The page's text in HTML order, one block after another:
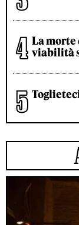
La morte
viabilità